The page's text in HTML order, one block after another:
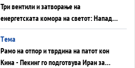
Три вентили и затворање на
енергетската комора на светот: Нападот
во Суец најавува глобален енергетски
инфаркт?
Tема
Рамо на отпор и тврдина на патот кон
Кина - Пекинг го подготвува Иран за